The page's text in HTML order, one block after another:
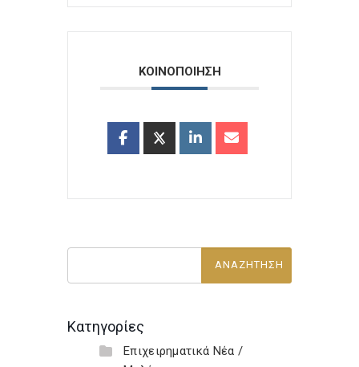
ΚΟΙΝΟΠΟΙΗΣΗ
Κατηγορίες
Επιχειρηματικά Νέα /